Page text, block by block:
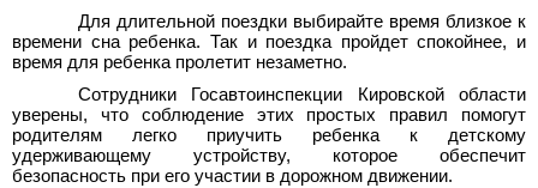
Для длительной поездки выбирайте время близкое к
времени сна ребенка. Так и поездка пройдет спокойнее, и
время для ребенка пролетит незаметно.
Сотрудники Госавтоинспекции Кировской области
уверены, что соблюдение этих простых правил помогут
родителям легко приучить ребенка к детскому
удерживающему устройству, которое обеспечит
безопасность при его участии в дорожном движении.